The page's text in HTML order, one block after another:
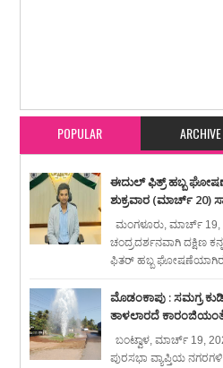
POPULAR ARCHIVE
ಈದುಲ್ ಫಿತ್ರ್ ಹಬ್ಬ
ಶುಕ್ರವಾರ (ಮಾರ್ಚ್ 20)
ಮಂಗಳೂರು, ಮಾರ್ಚ್ 19,
ಚಂದ್ರದರ್ಶನವಾಗಿ ದಕ್ಷಿಣ
ಫಿತರ್ ಹಬ್ಬ
ಮೊಡಂಕಾಪು : ಸಮಗ್ರ
ತಾಳಲಾರದೆ ಕಾರಂಜಿಯಂತೆ
ಬಂಟ್ವಾಳ, ಮಾರ್ಚ್ 19,
ಪುರಸಭಾ ವ್ಯಾಪ್ತಿಯ